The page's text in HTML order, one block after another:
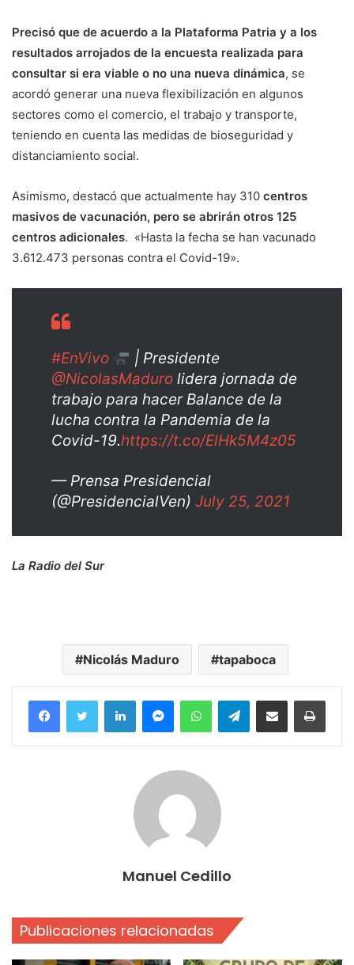
Precisó que de acuerdo a la Plataforma Patria y a los
resultados arrojados de la encuesta realizada para
consultar si era viable o no una nueva dinámica, se
acordó generar una nueva flexibilización en algunos
sectores como el comercio, el trabajo y transporte,
teniendo en cuenta las medidas de bioseguridad y
distanciamiento social.
Asimismo, destacó que actualmente hay 310 centros
masivos de vacunación, pero se abrirán otros 125
centros adicionales. «Hasta la fecha se han vacunado
3.612.473 personas contra el Covid-19».
#EnVivo
| Presidente
@NicolasMaduro lidera jornada de
trabajo para hacer Balance de la
lucha contra la Pandemia de la
Covid-19.https://t.co/ElHk5M4z05
— Prensa Presidencial
(@PresidencialVen) July 25, 2021
La Radio del Sur
Nicolás Maduro tapaboca
FacebookTwitter LinkedInMessengerWhatsAppTelegramCompartir por correo electrónico
Manuel Cedillo
Publicaciones relacionadas